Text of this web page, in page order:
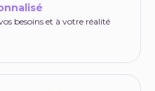
besoins et à votre réalité